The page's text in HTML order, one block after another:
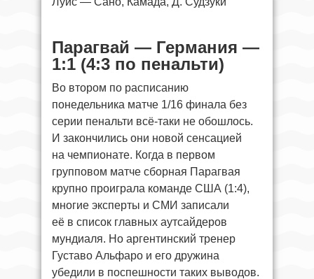
Парагвай — Германия —
1:1 (4:3 по пенальти)
Во втором по расписанию
понедельника матче 1/16 финала без
серии пенальти всё-таки не обошлось.
И закончились они новой сенсацией
на чемпионате. Когда в первом
групповом матче сборная Парагвая
крупно проиграла команде США (1:4),
многие эксперты и СМИ записали
её в список главных аутсайдеров
мундиаля. Но аргентинский тренер
Густаво Альфаро и его дружина
убедили в поспешности таких выводов.